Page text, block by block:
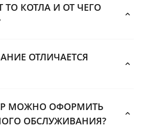
ТО КОТЛА И ОТ ЧЕГО
ОТЛИЧАЕТСЯ
МОЖНО ОФОРМИТЬ
ОБСЛУЖИВАНИЯ?